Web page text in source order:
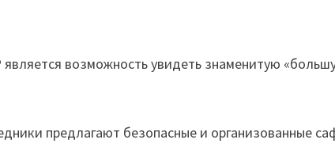
возможность увидеть знаменитую
предлагают безопасные и организованные